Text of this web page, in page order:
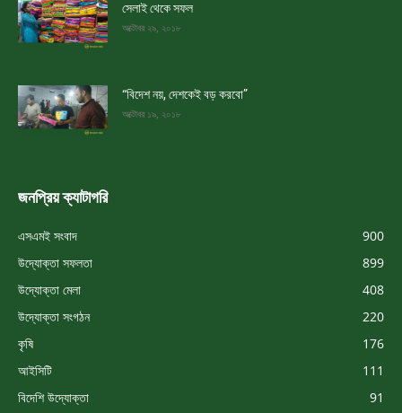
সেলাই থেকে সফল
অক্টোবর ২৯, ২০১৮
“বিদেশ নয়, দেশকেই বড় করবো”
অক্টোবর ১৯, ২০১৮
জনপ্রিয় ক্যাটাগরি
এসএমই সংবাদ
900
উদ্যোক্তা সফলতা
899
উদ্যোক্তা মেলা
408
উদ্যোক্তা সংগঠন
220
কৃষি
176
আইসিটি
111
বিদেশি উদ্যোক্তা
91